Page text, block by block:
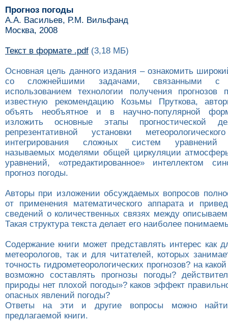
Прогноз погоды
А.А. Васильев, Р.М. Вильфанд
Москва, 2008
Текст в формате .pdf (3,18 МБ)
Основная цель данного издания – ознакомить
со сложнейшими задачами, связанными
использованием технологии получения прогнозов
известную рекомендацию Козьмы Пруткова,
объять необъятное и в научно-популярной
изложить основные этапы прогностической
репрезентативной установки
интегрирования сложных систем уравнений
называемых моделями общей циркуляции
уравнений, «отредактированное» интеллектом
прогноз погоды.
Авторы при изложении обсуждаемых вопросов
от применения математического аппарата и
сведений о количественных связях между
Такая структура текста делает его наиболее
Содержание книги может представлять интерес как
метеорологов, так и для читателей, которых
точность гидрометеорологических прогнозов? на
возможно составлять прогнозы погоды?
природы нет плохой погоды»? каков эффект
опасных явлений погоды?
Ответы на эти и другие вопросы можно
предлагаемой книги.